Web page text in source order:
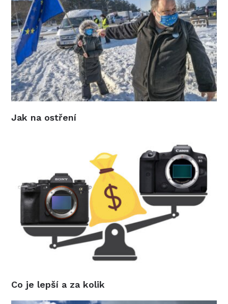
Jak na ostření
Co je lepší a za kolik